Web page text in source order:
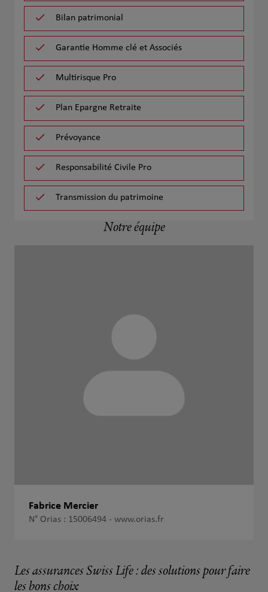
Bilan patrimonial
Garantie Homme clé et Associés
Multirisque Pro
Plan Epargne Retraite
Prévoyance
Responsabilité Civile Pro
Transmission du patrimoine
Notre équipe
Fabrice Mercier
N° Orias : 15006494 - www.orias.fr
Les assurances Swiss Life : des solutions pour faire
les bons choix